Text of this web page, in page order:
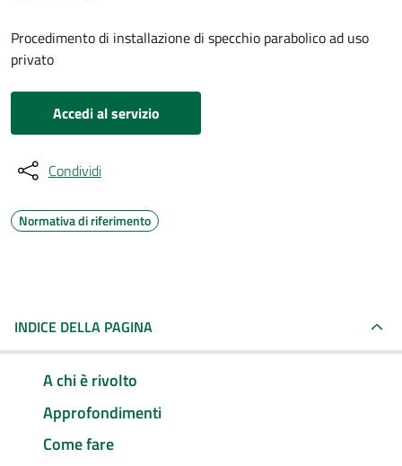
Procedimento di installazione di specchio parabolico ad uso
privato
Accedi al servizio
Condividi
Normativa di riferimento
INDICE DELLA PAGINA
A chi è rivolto
Approfondimenti
Come fare